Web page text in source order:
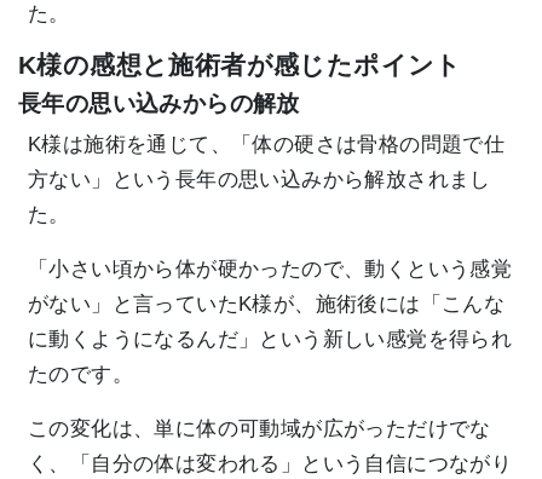
た。
K様の感想と施術者が感じたポイント
長年の思い込みからの解放
K様は施術を通じて、「体の硬さは骨格の問題で仕
方ない」という長年の思い込みから解放されまし
た。
「小さい頃から体が硬かったので、動くという感覚
がない」と言っていたK様が、施術後には「こんな
に動くようになるんだ」という新しい感覚を得られ
たのです。
この変化は、単に体の可動域が広がっただけでな
く、「自分の体は変われる」という自信につながり